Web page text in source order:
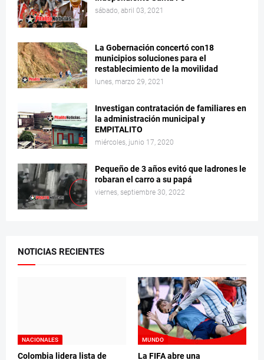
sábado, abril 03, 2021
La Gobernación concertó con18
municipios soluciones para el
restablecimiento de la movilidad
lunes, marzo 29, 2021
Investigan contratación de familiares en
la administración municipal y
EMPITALITO
miércoles, junio 17, 2020
Pequeño de 3 años evitó que ladrones le
robaran el carro a su papá
viernes, septiembre 30, 2022
NOTICIAS RECIENTES
NACIONALES
Colombia lidera lista de
MUNDO
La FIFA abre una